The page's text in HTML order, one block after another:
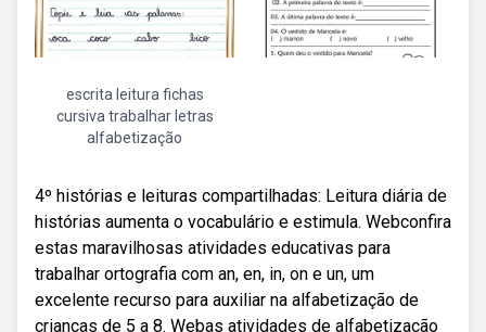
escrita leitura fichas
cursiva trabalhar letras
alfabetização
4º histórias e leituras compartilhadas: Leitura diária de
histórias aumenta o vocabulário e estimula. Webconfira
estas maravilhosas atividades educativas para
trabalhar ortografia com an, en, in, on e un, um
excelente recurso para auxiliar na alfabetização de
crianças de 5 a 8. Webas atividades de alfabetização